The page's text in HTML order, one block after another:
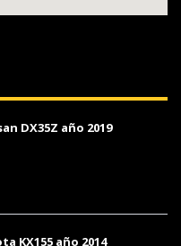
DX35Z año 2019
KX155 año 2014